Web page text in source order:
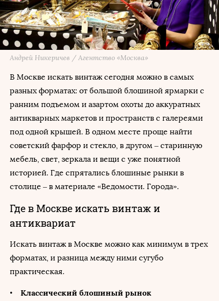
Андрей Никеричев / Агентство «Москва»
В Москве искать винтаж сегодня можно в самых
разных форматах: от большой блошиной ярмарки с
ранним подъемом и азартом охоты до аккуратных
антикварных маркетов и пространств с галереями
под одной крышей. В одном месте проще найти
советский фарфор и стекло, в другом – старинную
мебель, свет, зеркала и вещи с уже понятной
историей. Где спрятались блошиные рынки в
столице – в материале «Ведомости. Города».
Где в Москве искать винтаж и
антиквариат
Искать винтаж в Москве можно как минимум в трех
форматах, и разница между ними сугубо
практическая.
Классический блошиный рынок